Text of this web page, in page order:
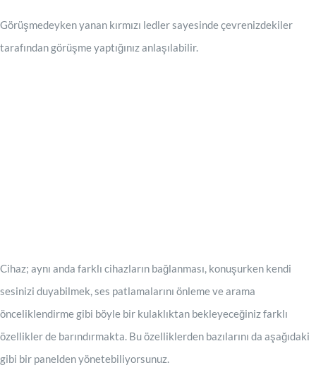
Görüşmedeyken yanan kırmızı ledler sayesinde çevrenizdekiler
tarafından görüşme yaptığınız anlaşılabilir.
Cihaz; aynı anda farklı cihazların bağlanması, konuşurken kendi
sesinizi duyabilmek, ses patlamalarını önleme ve arama
önceliklendirme gibi böyle bir kulaklıktan bekleyeceğiniz farklı
özellikler de barındırmakta. Bu özelliklerden bazılarını da aşağıdaki
gibi bir panelden yönetebiliyorsunuz.